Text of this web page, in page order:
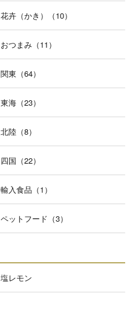
花卉（かき）（10）
おつまみ（11）
関東（64）
東海（23）
北陸（8）
四国（22）
輸入食品（1）
ペットフード（3）
塩レモン